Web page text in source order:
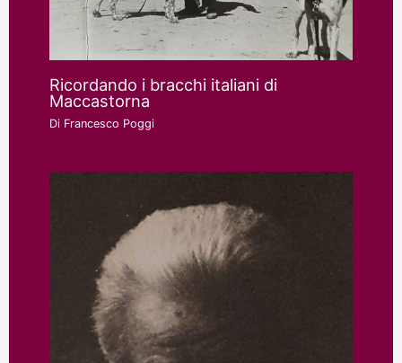
Ricordando i bracchi italiani di
Maccastorna
Di Francesco Poggi